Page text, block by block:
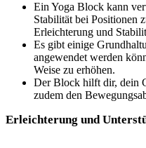
Ein⁣ Yoga ⁤Block kann
Stabilität ⁤bei Positionen
⁤Erleichterung und
Es gibt einige
angewendet werden
Weise zu erhöhen.
Der‍ Block hilft dir, dein
zudem​ den
Erleichterung und